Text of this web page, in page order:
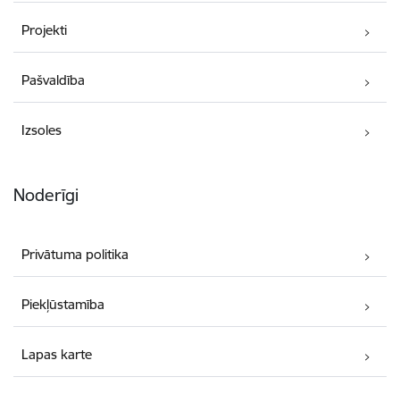
Projekti
Pašvaldība
Izsoles
Noderīgi
Privātuma politika
Piekļūstamība
Lapas karte